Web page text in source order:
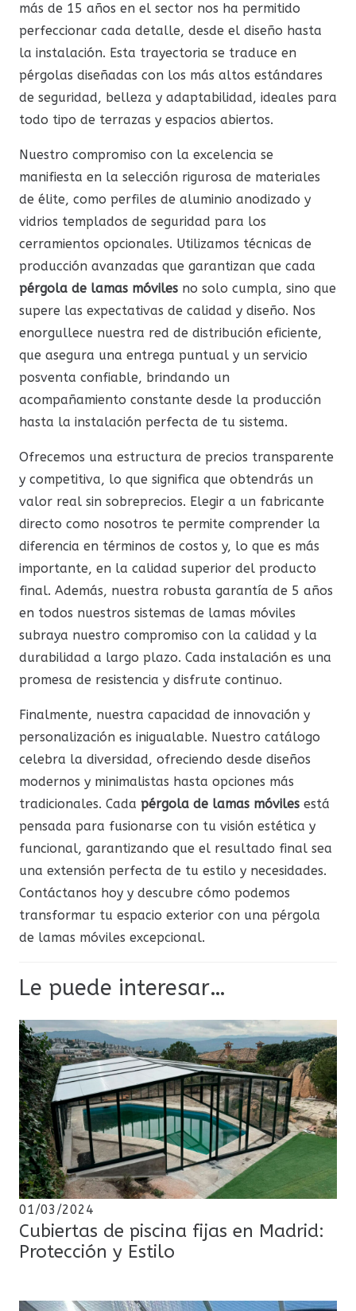
más de 15 años en el sector nos ha permitido
perfeccionar cada detalle, desde el diseño hasta
la instalación. Esta trayectoria se traduce en
pérgolas diseñadas con los más altos estándares
de seguridad, belleza y adaptabilidad, ideales para
todo tipo de terrazas y espacios abiertos.
Nuestro compromiso con la excelencia se
manifiesta en la selección rigurosa de materiales
de élite, como perfiles de aluminio anodizado y
vidrios templados de seguridad para los
cerramientos opcionales. Utilizamos técnicas de
producción avanzadas que garantizan que cada
pérgola de lamas móviles no solo cumpla, sino que
supere las expectativas de calidad y diseño. Nos
enorgullece nuestra red de distribución eficiente,
que asegura una entrega puntual y un servicio
posventa confiable, brindando un
acompañamiento constante desde la producción
hasta la instalación perfecta de tu sistema.
Ofrecemos una estructura de precios transparente
y competitiva, lo que significa que obtendrás un
valor real sin sobreprecios. Elegir a un fabricante
directo como nosotros te permite comprender la
diferencia en términos de costos y, lo que es más
importante, en la calidad superior del producto
final. Además, nuestra robusta garantía de 5 años
en todos nuestros sistemas de lamas móviles
subraya nuestro compromiso con la calidad y la
durabilidad a largo plazo. Cada instalación es una
promesa de resistencia y disfrute continuo.
Finalmente, nuestra capacidad de innovación y
personalización es inigualable. Nuestro catálogo
celebra la diversidad, ofreciendo desde diseños
modernos y minimalistas hasta opciones más
tradicionales. Cada pérgola de lamas móviles está
pensada para fusionarse con tu visión estética y
funcional, garantizando que el resultado final sea
una extensión perfecta de tu estilo y necesidades.
Contáctanos hoy y descubre cómo podemos
transformar tu espacio exterior con una pérgola
de lamas móviles excepcional.
Le puede interesar…
01/03/2024
Cubiertas de piscina fijas en Madrid:
Protección y Estilo